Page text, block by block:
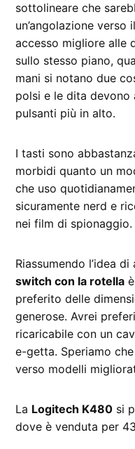
sottolineare che
un’angolazione
accesso migliore alle
sullo stesso piano,
mani si notano due
polsi e le dita devono
pulsanti più in alto.
I tasti sono
morbidi quanto un
che uso
sicuramente nerd e
nei film di spionaggio.
Riassumendo l’idea
switch con la rotella
preferito delle
generose. Avrei
ricaricabile con un
e-getta. Speriamo
verso modelli
La Logitech K480 si
dove è venduta per